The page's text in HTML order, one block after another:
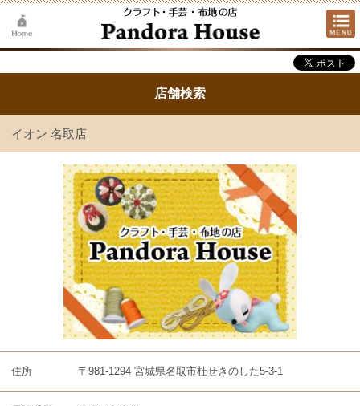
店舗検索
イオン 名取店
住所 〒981-1294 宮城県名取市杜せきのした5-3-1